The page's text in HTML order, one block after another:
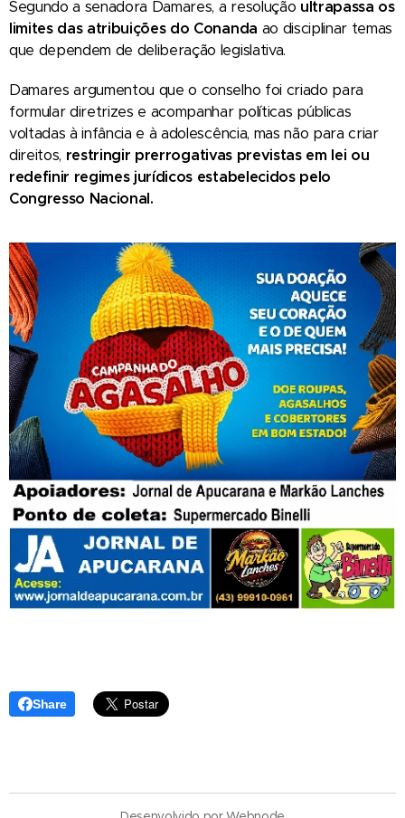
Segundo a senadora Damares, a resolução ultrapassa os
limites das atribuições do Conanda ao disciplinar temas
que dependem de deliberação legislativa.
Damares argumentou que o conselho foi criado para
formular diretrizes e acompanhar políticas públicas
voltadas à infância e à adolescência, mas não para criar
direitos, restringir prerrogativas previstas em lei ou
redefinir regimes jurídicos estabelecidos pelo
Congresso Nacional.
Share